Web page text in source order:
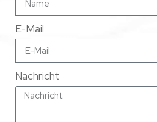
E-Mail
Nachricht